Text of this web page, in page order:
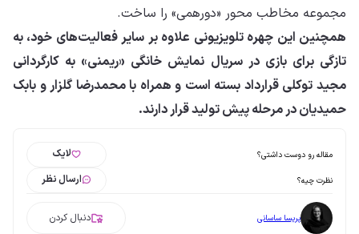
مجموعه مخاطب محور «دورهمی» را ساخت.
همچنین این چهره تلویزیونی علاوه بر سایر فعالیت‌های خود، به
تازگی برای بازی در سریال نمایش خانگی «ریمنی» به کارگردانی
مجید توکلی قرارداد بسته است و همراه با محمدرضا گلزار و بابک
حمیدیان در مرحله پیش تولید قرار دارند.
مقاله رو دوست داشتی؟ لایک
نظرت چیه؟ ارسال نظر
پریسا ساسانی دنبال کردن